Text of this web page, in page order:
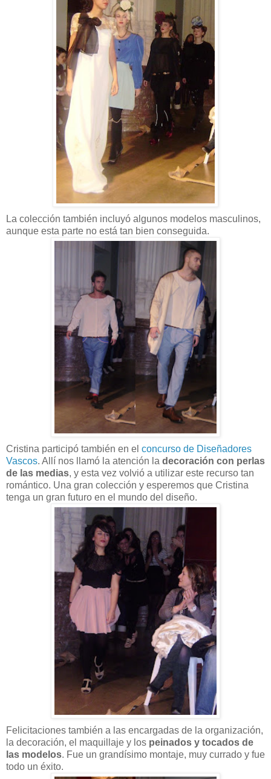
La colección también incluyó algunos modelos masculinos,
aunque esta parte no está tan bien conseguida.
Cristina participó también en el concurso de Diseñadores
Vascos. Allí nos llamó la atención la decoración con perlas
de las medias, y esta vez volvió a utilizar este recurso tan
romántico. Una gran colección y esperemos que Cristina
tenga un gran futuro en el mundo del diseño.
Felicitaciones también a las encargadas de la organización,
la decoración, el maquillaje y los peinados y tocados de
las modelos. Fue un grandísimo montaje, muy currado y fue
todo un éxito.